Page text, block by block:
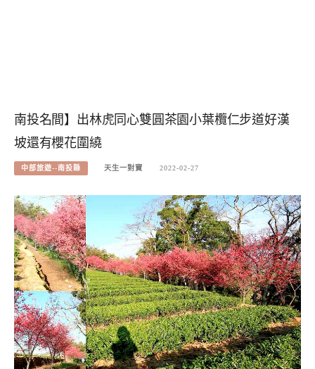
南投名間】出林虎同心雙圓茶園小葉欖仁步道好漢
坡還有櫻花圍繞
中部旅遊--南投縣 天生一對寶 2022-02-27